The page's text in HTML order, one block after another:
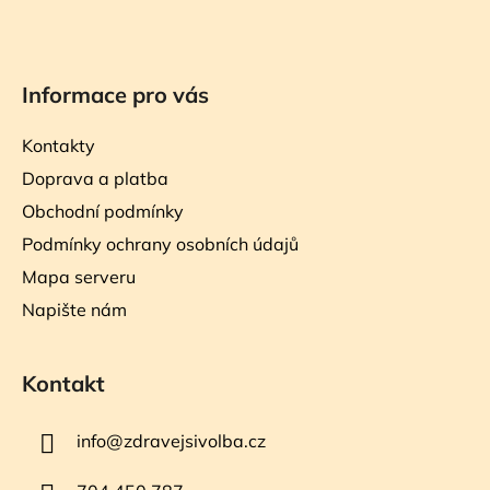
Informace pro vás
Kontakty
Doprava a platba
Obchodní podmínky
Podmínky ochrany osobních údajů
Mapa serveru
Napište nám
Kontakt
info@zdravejsivolba.cz